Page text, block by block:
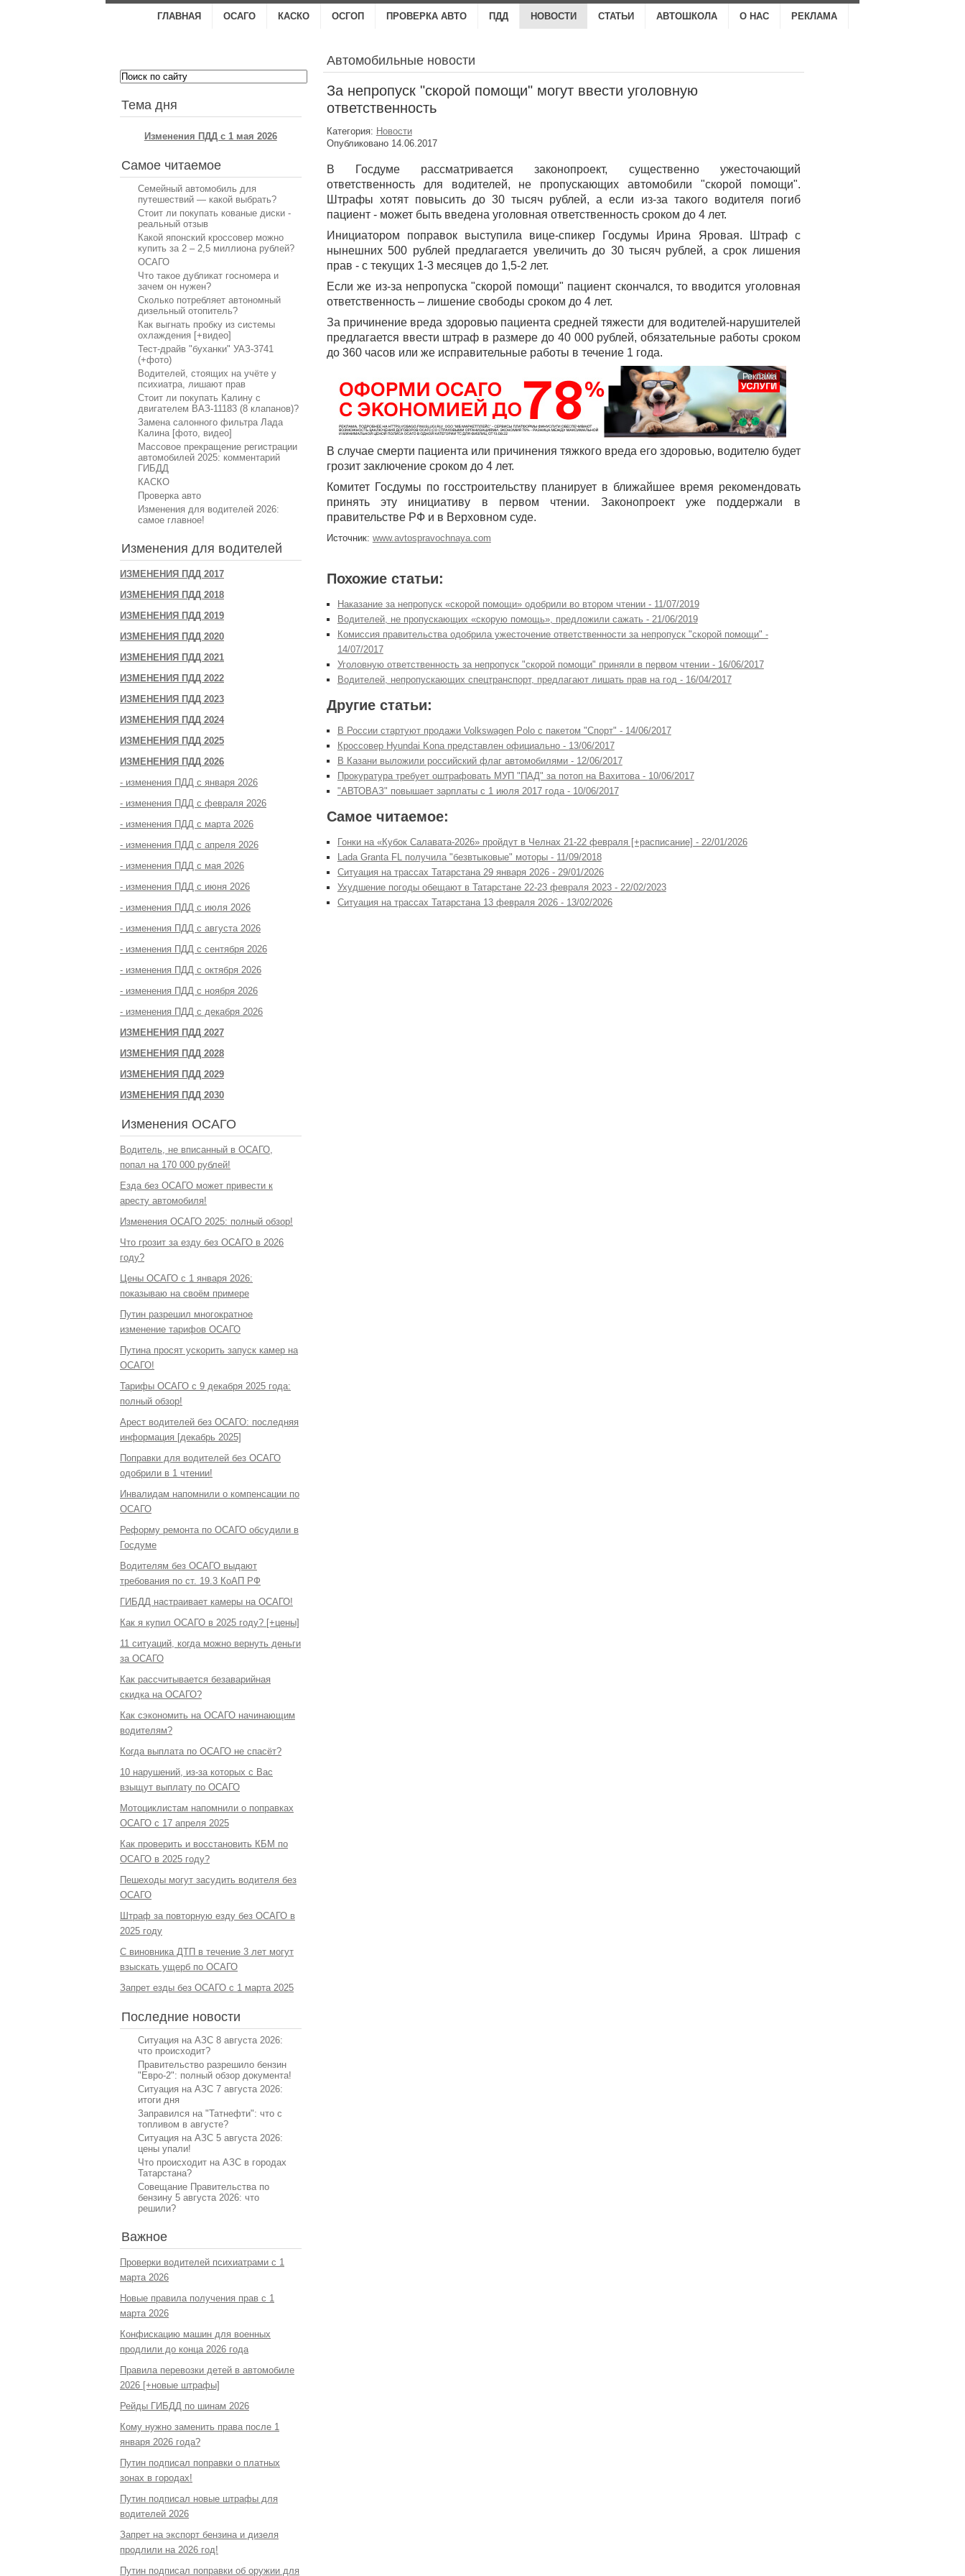
ГЛАВНАЯ ОСАГО КАСКО ОСГОП ПРОВЕРКА АВТО ПДД НОВОСТИ СТАТЬИ АВТОШКОЛА О НАС РЕКЛАМА
Тема дня
Изменения ПДД с 1 мая 2026
Самое читаемое
Семейный автомобиль для
путешествий — какой выбрать?
Стоит ли покупать кованые диски -
реальный отзыв
Какой японский кроссовер можно
купить за 2 – 2,5 миллиона рублей?
ОСАГО
Что такое дубликат госномера и
зачем он нужен?
Сколько потребляет автономный
дизельный отопитель?
Как выгнать пробку из системы
охлаждения [+видео]
Тест-драйв "буханки" УАЗ-3741
(+фото)
Водителей, стоящих на учёте у
психиатра, лишают прав
Стоит ли покупать Калину с
двигателем ВАЗ-11183 (8 клапанов)?
Замена салонного фильтра Лада
Калина [фото, видео]
Массовое прекращение регистрации
автомобилей 2025: комментарий
ГИБДД
КАСКО
Проверка авто
Изменения для водителей 2026:
самое главное!
Изменения для водителей
ИЗМЕНЕНИЯ ПДД 2017
ИЗМЕНЕНИЯ ПДД 2018
ИЗМЕНЕНИЯ ПДД 2019
ИЗМЕНЕНИЯ ПДД 2020
ИЗМЕНЕНИЯ ПДД 2021
ИЗМЕНЕНИЯ ПДД 2022
ИЗМЕНЕНИЯ ПДД 2023
ИЗМЕНЕНИЯ ПДД 2024
ИЗМЕНЕНИЯ ПДД 2025
ИЗМЕНЕНИЯ ПДД 2026
- изменения ПДД с января 2026
- изменения ПДД с февраля 2026
- изменения ПДД с марта 2026
- изменения ПДД с апреля 2026
- изменения ПДД с мая 2026
- изменения ПДД с июня 2026
- изменения ПДД с июля 2026
- изменения ПДД с августа 2026
- изменения ПДД с сентября 2026
- изменения ПДД с октября 2026
- изменения ПДД с ноября 2026
- изменения ПДД с декабря 2026
ИЗМЕНЕНИЯ ПДД 2027
ИЗМЕНЕНИЯ ПДД 2028
ИЗМЕНЕНИЯ ПДД 2029
ИЗМЕНЕНИЯ ПДД 2030
Изменения ОСАГО
Водитель, не вписанный в ОСАГО,
попал на 170 000 рублей!
Езда без ОСАГО может привести к
аресту автомобиля!
Изменения ОСАГО 2025: полный обзор!
Что грозит за езду без ОСАГО в 2026
году?
Цены ОСАГО с 1 января 2026:
показываю на своём примере
Путин разрешил многократное
изменение тарифов ОСАГО
Путина просят ускорить запуск камер на
ОСАГО!
Тарифы ОСАГО с 9 декабря 2025 года:
полный обзор!
Арест водителей без ОСАГО: последняя
информация [декабрь 2025]
Поправки для водителей без ОСАГО
одобрили в 1 чтении!
Инвалидам напомнили о компенсации по
ОСАГО
Реформу ремонта по ОСАГО обсудили в
Госдуме
Водителям без ОСАГО выдают
требования по ст. 19.3 КоАП РФ
ГИБДД настраивает камеры на ОСАГО!
Как я купил ОСАГО в 2025 году? [+цены]
11 ситуаций, когда можно вернуть деньги
за ОСАГО
Как рассчитывается безаварийная
скидка на ОСАГО?
Как сэкономить на ОСАГО начинающим
водителям?
Когда выплата по ОСАГО не спасёт?
10 нарушений, из-за которых с Вас
взыщут выплату по ОСАГО
Мотоциклистам напомнили о поправках
ОСАГО с 17 апреля 2025
Как проверить и восстановить КБМ по
ОСАГО в 2025 году?
Пешеходы могут засудить водителя без
ОСАГО
Штраф за повторную езду без ОСАГО в
2025 году
С виновника ДТП в течение 3 лет могут
взыскать ущерб по ОСАГО
Запрет езды без ОСАГО с 1 марта 2025
Последние новости
Ситуация на АЗС 8 августа 2026:
что происходит?
Правительство разрешило бензин
"Евро-2": полный обзор документа!
Ситуация на АЗС 7 августа 2026:
итоги дня
Заправился на "Татнефти": что с
топливом в августе?
Ситуация на АЗС 5 августа 2026:
цены упали!
Что происходит на АЗС в городах
Татарстана?
Совещание Правительства по
бензину 5 августа 2026: что
решили?
Важное
Проверки водителей психиатрами с 1
марта 2026
Новые правила получения прав с 1
марта 2026
Конфискацию машин для военных
продлили до конца 2026 года
Правила перевозки детей в автомобиле
2026 [+новые штрафы]
Рейды ГИБДД по шинам 2026
Кому нужно заменить права после 1
января 2026 года?
Путин подписал поправки о платных
зонах в городах!
Путин подписал новые штрафы для
водителей 2026
Запрет на экспорт бензина и дизеля
продлили на 2026 год!
Путин подписал поправки об оружии для
Автомобильные новости
За непропуск "скорой помощи" могут ввести уголовную
ответственность
Категория: Новости
Опубликовано 14.06.2017
В Госдуме рассматривается законопроект, существенно ужесточающий
ответственность для водителей, не пропускающих автомобили "скорой помощи".
Штрафы хотят повысить до 30 тысяч рублей, а если из-за такого водителя погиб
пациент - может быть введена уголовная ответственность сроком до 4 лет.
Инициатором поправок выступила вице-спикер Госдумы Ирина Яровая. Штраф с
нынешних 500 рублей предлагается увеличить до 30 тысяч рублей, а срок лишения
прав - с текущих 1-3 месяцев до 1,5-2 лет.
Если же из-за непропуска "скорой помощи" пациент скончался, то вводится уголовная
ответственность – лишение свободы сроком до 4 лет.
За причинение вреда здоровью пациента средней тяжести для водителей-нарушителей
предлагается ввести штраф в размере до 40 000 рублей, обязательные работы сроком
до 360 часов или же исправительные работы в течение 1 года.
Реклама
В случае смерти пациента или причинения тяжкого вреда его здоровью, водителю будет
грозит заключение сроком до 4 лет.
Комитет Госдумы по госстроительству планирует в ближайшее время рекомендовать
принять эту инициативу в первом чтении. Законопроект уже поддержали в
правительстве РФ и в Верховном суде.
Источник: www.avtospravochnaya.com
Похожие статьи:
Наказание за непропуск «скорой помощи» одобрили во втором чтении - 11/07/2019
Водителей, не пропускающих «скорую помощь», предложили сажать - 21/06/2019
Комиссия правительства одобрила ужесточение ответственности за непропуск "скорой помощи" -
14/07/2017
Уголовную ответственность за непропуск "скорой помощи" приняли в первом чтении - 16/06/2017
Водителей, непропускающих спецтранспорт, предлагают лишать прав на год - 16/04/2017
Другие статьи:
В России стартуют продажи Volkswagen Polo с пакетом "Спорт" - 14/06/2017
Кроссовер Hyundai Kona представлен официально - 13/06/2017
В Казани выложили российский флаг автомобилями - 12/06/2017
Прокуратура требует оштрафовать МУП "ПАД" за потоп на Вахитова - 10/06/2017
"АВТОВАЗ" повышает зарплаты с 1 июля 2017 года - 10/06/2017
Самое читаемое:
Гонки на «Кубок Салавата-2026» пройдут в Челнах 21-22 февраля [+расписание] - 22/01/2026
Lada Granta FL получила "безвтыковые" моторы - 11/09/2018
Ситуация на трассах Татарстана 29 января 2026 - 29/01/2026
Ухудшение погоды обещают в Татарстане 22-23 февраля 2023 - 22/02/2023
Ситуация на трассах Татарстана 13 февраля 2026 - 13/02/2026